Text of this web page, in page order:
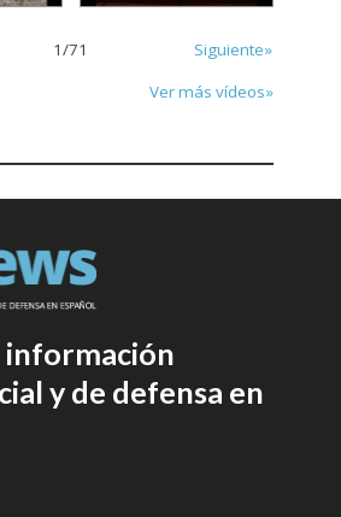
1/71
Siguiente»
Ver más vídeos»
información
y de defensa en